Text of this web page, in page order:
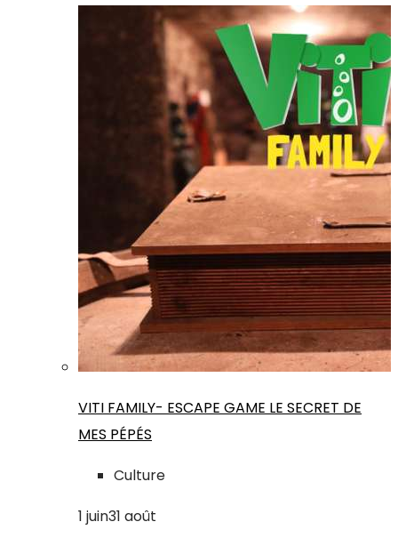
VITI FAMILY- ESCAPE GAME LE SECRET DE
MES PÉPÉS
Culture
1 juin31 août